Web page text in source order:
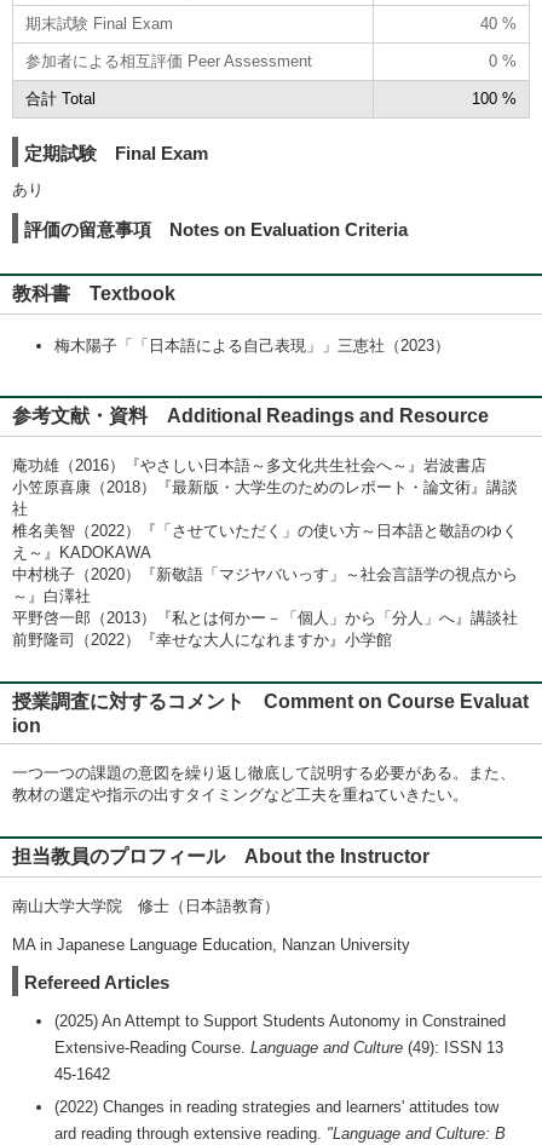
期末試験 Final Exam 40 %
参加者による相互評価 Peer Assessment 0 %
合計 Total 100 %
定期試験 Final Exam
あり
評価の留意事項 Notes on Evaluation Criteria
教科書 Textbook
梅木陽子「「日本語による自己表現」」三恵社（2023）
参考文献・資料 Additional Readings and Resource
庵功雄（2016）『やさしい日本語～多文化共生社会へ～』岩波書店
小笠原喜康（2018）『最新版・大学生のためのレポート・論文術』講談
社
椎名美智（2022）『「させていただく」の使い方～日本語と敬語のゆく
え～』KADOKAWA
中村桃子（2020）『新敬語「マジヤバいっす」～社会言語学の視点から
～』白澤社
平野啓一郎（2013）『私とは何かー－「個人」から「分人」へ』講談社
前野隆司（2022）『幸せな大人になれますか』小学館
授業調査に対するコメント Comment on Course Evaluat
ion
一つ一つの課題の意図を繰り返し徹底して説明する必要がある。また、
教材の選定や指示の出すタイミングなど工夫を重ねていきたい。
担当教員のプロフィール About the Instructor
南山大学大学院 修士（日本語教育）
MA in Japanese Language Education, Nanzan University
Refereed Articles
(2025) An Attempt to Support Students Autonomy in Constrained
Extensive-Reading Course. Language and Culture (49): ISSN 13
45-1642
(2022) Changes in reading strategies and learners' attitudes tow
ard reading through extensive reading. "Language and Culture: B